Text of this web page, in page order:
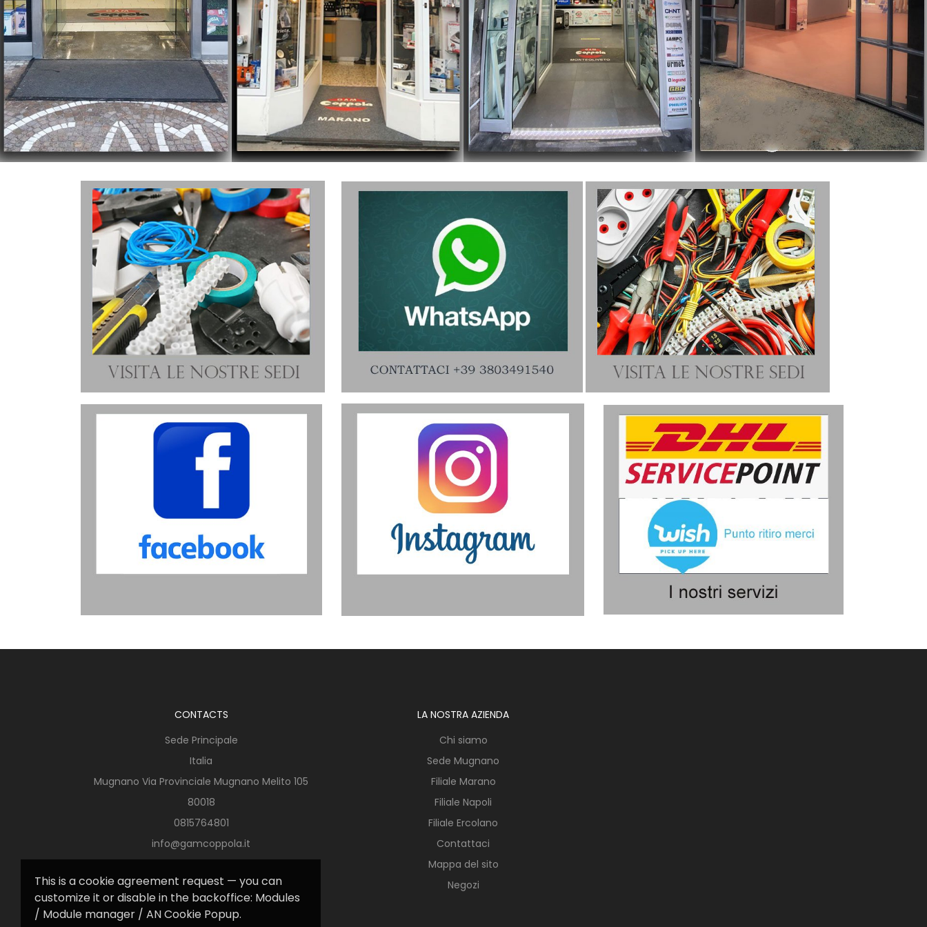
This is a cookie agreement request — you can
customize it or disable in the backoffice: Modules
/ Module manager / AN Cookie Popup.
CONTACTS
Sede Principale
Italia
Mugnano Via Provinciale Mugnano Melito 105
80018
0815764801
info@gamcoppola.it
LA NOSTRA AZIENDA
Chi siamo
Sede Mugnano
Filiale Marano
Filiale Napoli
Filiale Ercolano
Contattaci
Mappa del sito
Negozi